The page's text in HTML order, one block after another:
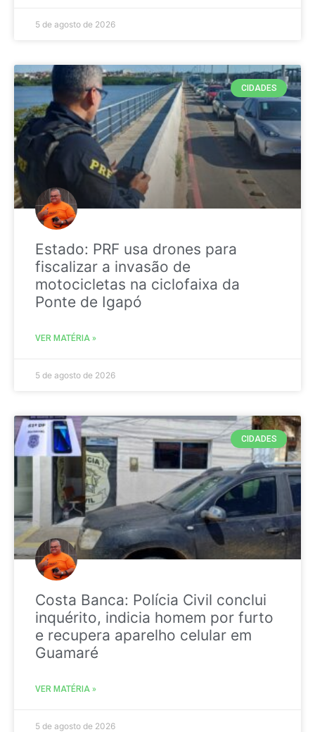
5 de agosto de 2026
CIDADES
Estado: PRF usa drones para
fiscalizar a invasão de
motocicletas na ciclofaixa da
Ponte de Igapó
VER MATÉRIA »
5 de agosto de 2026
CIDADES
Costa Banca: Polícia Civil conclui
inquérito, indicia homem por furto
e recupera aparelho celular em
Guamaré
VER MATÉRIA »
5 de agosto de 2026